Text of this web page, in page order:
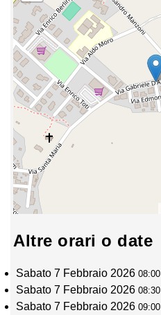
Altre orari o date
Sabato 7 Febbraio 202608:00
Sabato 7 Febbraio 202608:30
Sabato 7 Febbraio 202609:00